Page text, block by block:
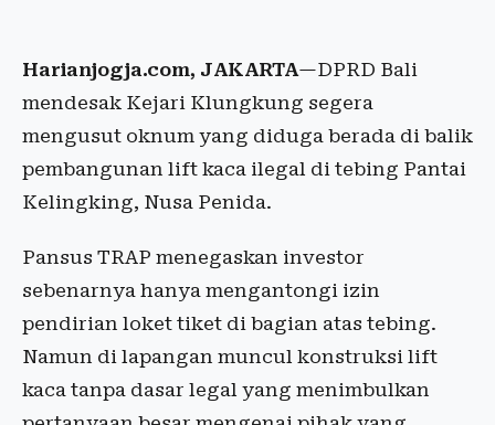
Harianjogja.com, JAKARTA—DPRD Bali
mendesak Kejari Klungkung segera
mengusut oknum yang diduga berada di balik
pembangunan lift kaca ilegal di tebing Pantai
Kelingking, Nusa Penida.
Pansus TRAP menegaskan investor
sebenarnya hanya mengantongi izin
pendirian loket tiket di bagian atas tebing.
Namun di lapangan muncul konstruksi lift
kaca tanpa dasar legal yang menimbulkan